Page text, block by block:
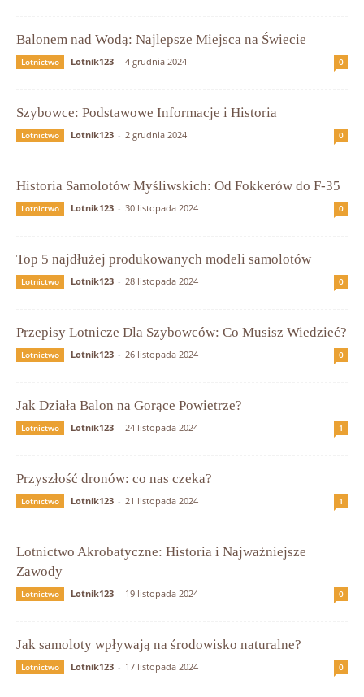
Balonem nad Wodą: Najlepsze Miejsca na Świecie
Lotnictwo Lotnik123 - 4 grudnia 2024 0
Szybowce: Podstawowe Informacje i Historia
Lotnictwo Lotnik123 - 2 grudnia 2024 0
Historia Samolotów Myśliwskich: Od Fokkerów do F-35
Lotnictwo Lotnik123 - 30 listopada 2024 0
Top 5 najdłużej produkowanych modeli samolotów
Lotnictwo Lotnik123 - 28 listopada 2024 0
Przepisy Lotnicze Dla Szybowców: Co Musisz Wiedzieć?
Lotnictwo Lotnik123 - 26 listopada 2024 0
Jak Działa Balon na Gorące Powietrze?
Lotnictwo Lotnik123 - 24 listopada 2024 1
Przyszłość dronów: co nas czeka?
Lotnictwo Lotnik123 - 21 listopada 2024 1
Lotnictwo Akrobatyczne: Historia i Najważniejsze
Zawody
Lotnictwo Lotnik123 - 19 listopada 2024 0
Jak samoloty wpływają na środowisko naturalne?
Lotnictwo Lotnik123 - 17 listopada 2024 0